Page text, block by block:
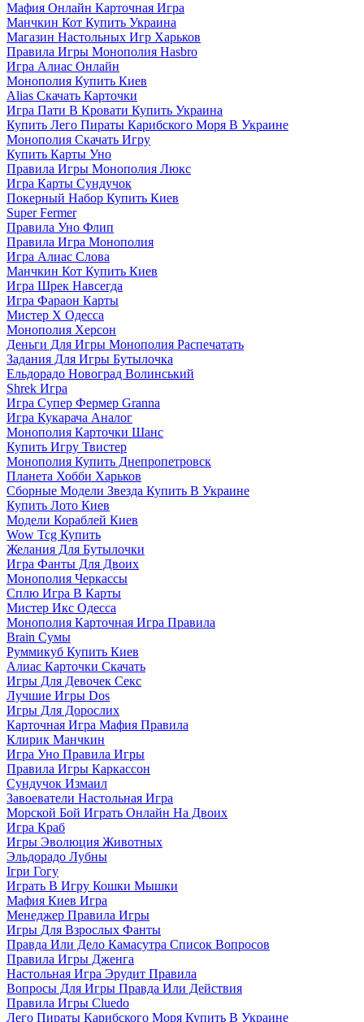
Мафия Онлайн Карточная Игра
Манчкин Кот Купить Украина
Магазин Настольных Игр Харьков
Правила Игры Монополия Hasbro
Игра Алиас Онлайн
Монополия Купить Киев
Alias Скачать Карточки
Игра Пати В Кровати Купить Украина
Купить Лего Пираты Карибского Моря В Украине
Монополия Скачать Игру
Купить Карты Уно
Правила Игры Монополия Люкс
Игра Карты Сундучок
Покерный Набор Купить Киев
Super Fermer
Правила Уно Флип
Правила Игра Монополия
Игра Алиас Слова
Манчкин Кот Купить Киев
Игра Шрек Навсегда
Игра Фараон Карты
Мистер Х Одесса
Монополия Херсон
Деньги Для Игры Монополия Распечатать
Задания Для Игры Бутылочка
Ельдорадо Новоград Волинський
Shrek Игра
Игра Супер Фермер Granna
Игра Кукарача Аналог
Монополия Карточки Шанс
Купить Игру Твистер
Монополия Купить Днепропетровск
Планета Хобби Харьков
Сборные Модели Звезда Купить В Украине
Купить Лото Киев
Модели Кораблей Киев
Wow Tcg Купить
Желания Для Бутылочки
Игра Фанты Для Двоих
Монополия Черкассы
Сплю Игра В Карты
Мистер Икс Одесса
Монополия Карточная Игра Правила
Brain Сумы
Руммикуб Купить Киев
Алиас Карточки Скачать
Игры Для Девочек Секс
Лучшие Игры Dos
Игры Для Дорослих
Карточная Игра Мафия Правила
Клирик Манчкин
Игра Уно Правила Игры
Правила Игры Каркассон
Сундучок Измаил
Завоеватели Настольная Игра
Морской Бой Играть Онлайн На Двоих
Игра Краб
Игры Эволюция Животных
Эльдорадо Лубны
Ігри Гогу
Играть В Игру Кошки Мышки
Мафия Киев Игра
Менеджер Правила Игры
Игры Для Взрослых Фанты
Правда Или Дело Камасутра Список Вопросов
Правила Игры Дженга
Настольная Игра Эрудит Правила
Вопросы Для Игры Правда Или Действия
Правила Игры Cluedo
Лего Пираты Карибского Моря Купить В Украине